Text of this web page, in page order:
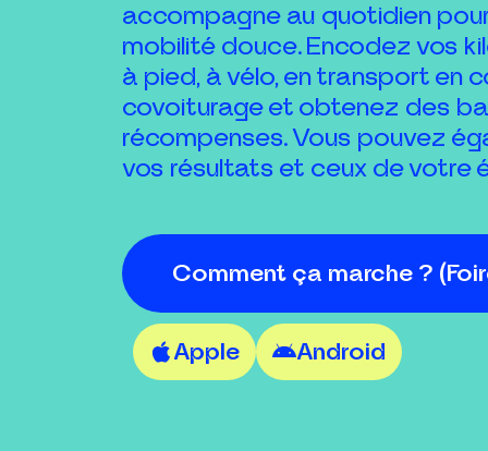
accompagne au quotidien
mobilité douce. Encodez vos
à pied, à vélo, en transport en
covoiturage et obtenez des
récompenses. Vous pouvez
vos résultats et ceux de votre
Comment ça marche ?
Apple Android